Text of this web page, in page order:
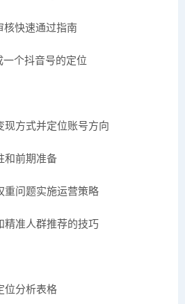
核快速通过指南
个抖音号的定位
现方式并定位账号方向
和前期准备
重问题实施运营策略
精准人群推荐的技巧
位分析表格